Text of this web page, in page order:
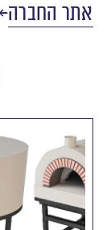
אתר החברה